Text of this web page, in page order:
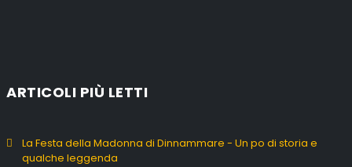
ARTICOLI PIÙ LETTI
La Festa della Madonna di Dinnammare - Un po di storia e
qualche leggenda